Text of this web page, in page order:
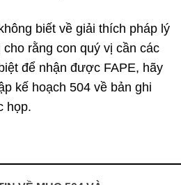
biết về giải thích pháp lý
rằng con quý vị cần các
để nhận được FAPE, hãy
kế hoạch 504 về bản ghi
họp.